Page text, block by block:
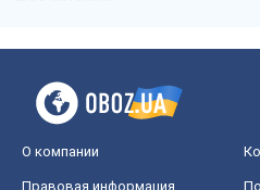
О компании
Правовая информация